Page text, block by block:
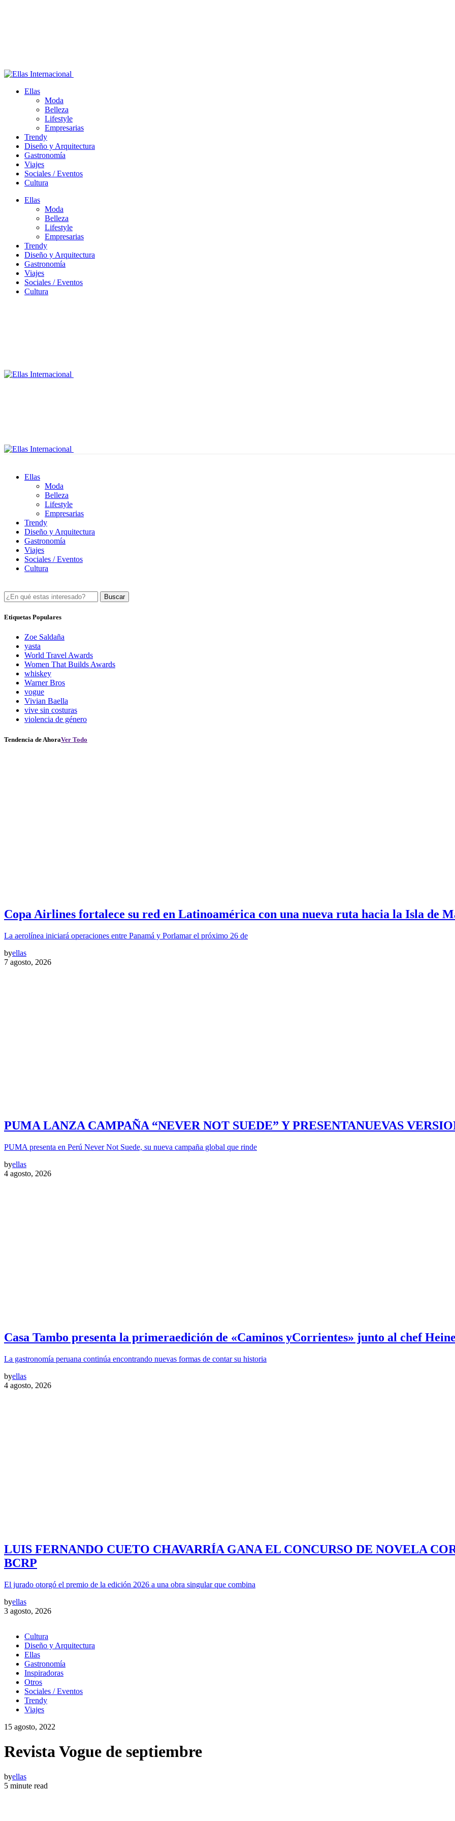
Ellas
Moda
Belleza
Lifestyle
Empresarias
Trendy
Diseño y Arquitectura
Gastronomía
Viajes
Sociales / Eventos
Cultura
Ellas
Moda
Belleza
Lifestyle
Empresarias
Trendy
Diseño y Arquitectura
Gastronomía
Viajes
Sociales / Eventos
Cultura
Ellas
Moda
Belleza
Lifestyle
Empresarias
Trendy
Diseño y Arquitectura
Gastronomía
Viajes
Sociales / Eventos
Cultura
Buscar
Etiquetas Populares
Zoe Saldaña
yasta
World Travel Awards
Women That Builds Awards
whiskey
Warner Bros
vogue
Vivian Baella
vive sin costuras
violencia de género
Tendencia de AhoraVer Todo
Copa Airlines fortalece su red en Latinoamérica con una nueva ruta hacia la Isla de
La aerolínea iniciará operaciones entre Panamá y Porlamar el próximo 26 de
byellas
7 agosto, 2026
PUMA LANZA CAMPAÑA “NEVER NOT SUEDE” Y PRESENTANUEVAS
PUMA presenta en Perú Never Not Suede, su nueva campaña global que rinde
byellas
4 agosto, 2026
Casa Tambo presenta la primeraedición de «Caminos yCorrientes» junto al chef
La gastronomía peruana continúa encontrando nuevas formas de contar su historia
byellas
4 agosto, 2026
LUIS FERNANDO CUETO CHAVARRÍA GANA EL CONCURSO DE NOVELA
BCRP
El jurado otorgó el premio de la edición 2026 a una obra singular que combina
byellas
3 agosto, 2026
Cultura
Diseño y Arquitectura
Ellas
Gastronomía
Inspiradoras
Otros
Sociales / Eventos
Trendy
Viajes
15 agosto, 2022
Revista Vogue de septiembre
byellas
5 minute read